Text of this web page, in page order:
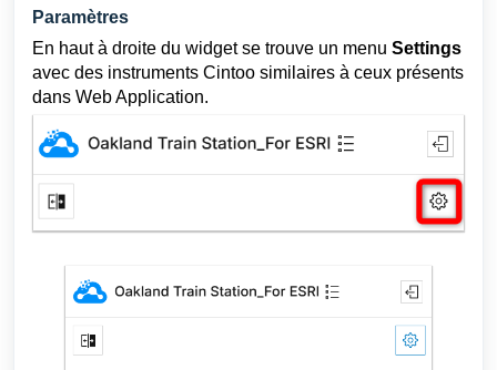
Paramètres
En haut à droite du widget se trouve un menu Settings
avec des instruments Cintoo similaires à ceux présents
dans Web Application.